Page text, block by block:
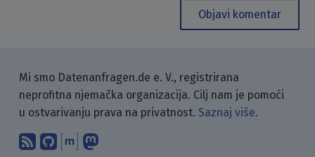
Objavi komentar
Mi smo Datenanfragen.de e. V., registrirana
neprofitna njemačka organizacija. Cilj nam je pomoći
u ostvarivanju prava na privatnost. Saznaj više.
Pretplati se na naš blog koristeći
Pronađi nas na GitHubu.
Raspravljaj s nama putem